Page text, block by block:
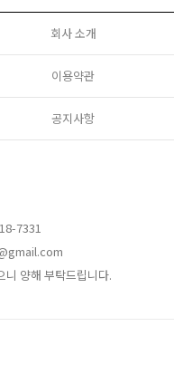
회사 소개
이용약관
공지사항
7331
양해 부탁드립니다.